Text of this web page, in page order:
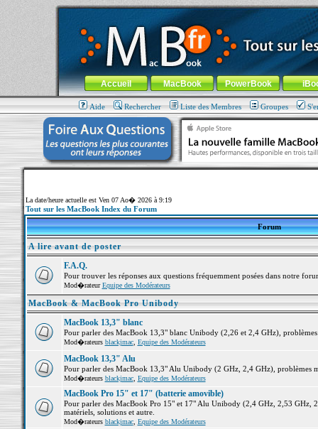
MacBook-fr.com : 100% Apple... 100% nomade !
Aller au contenu-Aller au menu général-Aller au menu de
Menu général
Accueil MacBook PowerBook
Aide Rechercher Liste des Membres Groupes
La date/heure actuelle est Ven 07 Ao� 2026 à 9:19
Tout sur les MacBook Index du Forum
Forum
A lire avant de poster
F.A.Q.
Pour trouver les réponses aux questions fréquemment posées dans notre
Mod�rateurEquipe des Modérateurs
MacBook & MacBook Pro Unibody
MacBook 13,3" blanc
Pour parler des MacBook 13,3" blanc Unibody (2,26 et 2,4 GHz),
Mod�rateurs blackjmac, Equipe des Modérateurs
MacBook 13,3" Alu
Pour parler des MacBook 13,3" Alu Unibody (2 GHz, 2,4 GHz), problèmes
Mod�rateurs blackjmac, Equipe des Modérateurs
MacBook Pro 15" et 17" (batterie amovible)
Pour parler des MacBook Pro 15" et 17" Alu Unibody (2,4 GHz, 2,53 GHz,
matériels, solutions et autre.
Mod�rateurs blackjmac, Equipe des Modérateurs